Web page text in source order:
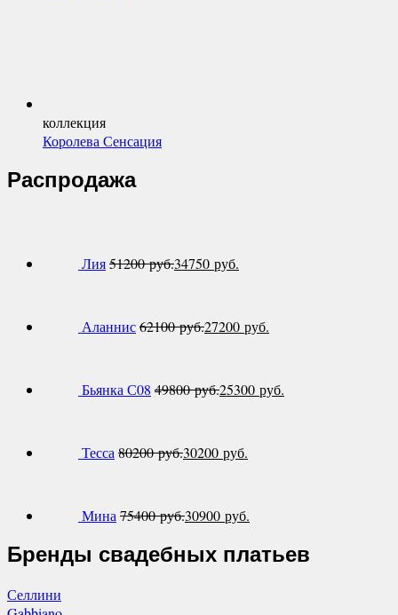
коллекция
Королева Сенсация
Распродажа
Лия51200руб.34750 руб.
Аланнис62100руб.27200 руб.
Бьянка С08 49800руб.25300 руб.
Тесса80200руб.30200 руб.
Мина75400руб.30900 руб.
Бренды свадебных платьев
Селлини